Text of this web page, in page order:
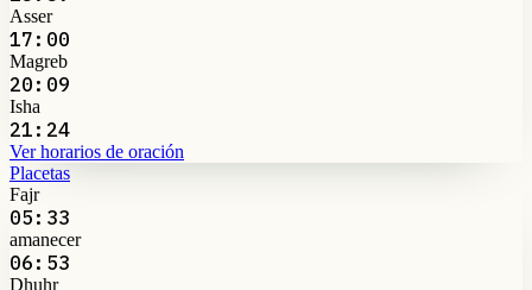
Asser
17:00
Magreb
20:09
Isha
21:24
Ver horarios de oración
Placetas
Fajr
05:33
amanecer
06:53
Dhuhr